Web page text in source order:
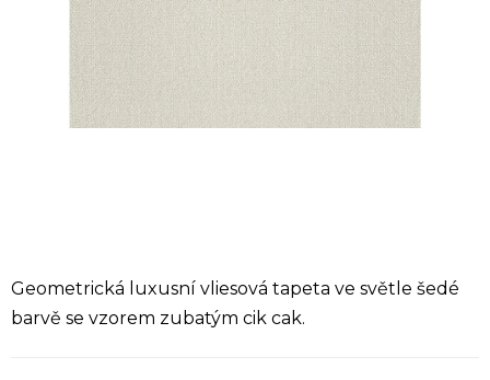
Geometrická luxusní vliesová tapeta ve světle šedé
barvě se vzorem zubatým cik cak.